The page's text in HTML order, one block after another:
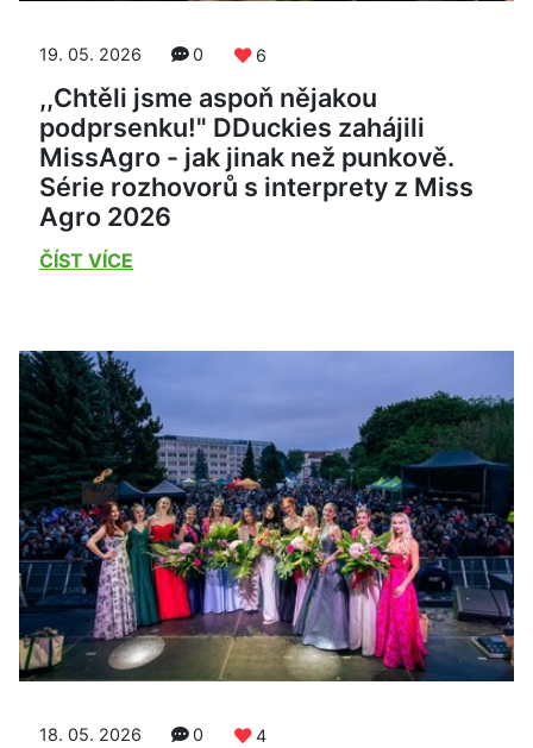
19. 05. 2026 0 6
,,Chtěli jsme aspoň nějakou
podprsenku!" DDuckies zahájili
MissAgro - jak jinak než punkově.
Série rozhovorů s interprety z Miss
Agro 2026
ČÍST VÍCE
18. 05. 2026 0 4